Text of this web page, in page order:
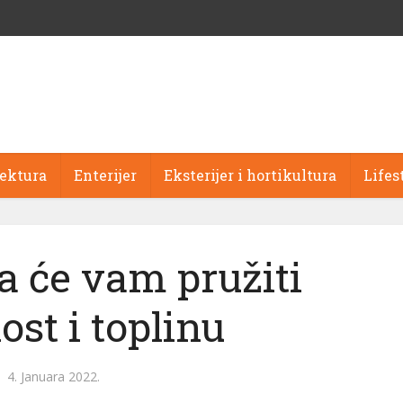
Enterijer Eksterijer i hortikultura
će vam pružiti
i toplinu
4. Januara 2022.